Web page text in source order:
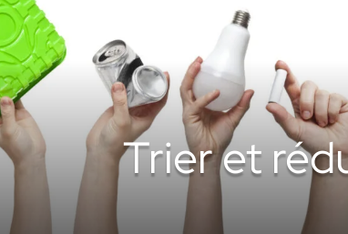
Trier et